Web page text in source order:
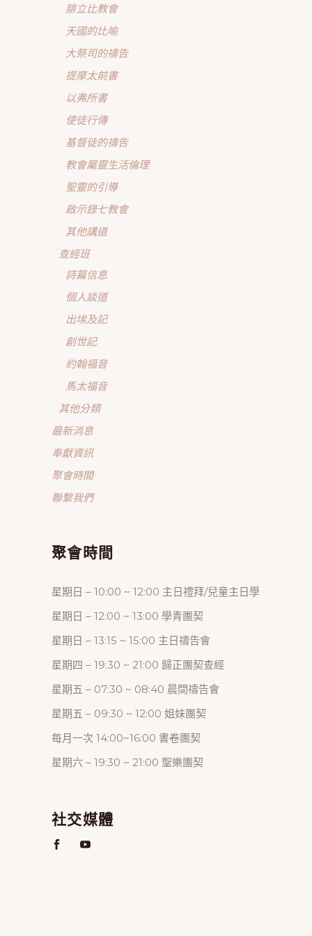
腓立比教會
天國的比喻
大祭司的禱告
提摩太前書
以弗所書
使徒行傳
基督徒的禱告
教會屬靈生活倫理
聖靈的引導
啟示錄七教會
其他講道
查經班
詩篇信息
個人談道
出埃及記
創世記
約翰福音
馬太福音
其他分類
最新消息
奉獻資訊
聚會時間
聯繫我們
聚會時間
星期日 – 10:00 ~ 12:00 主日禮拜/兒童主日學
星期日 – 12:00 ~ 13:00 學青團契
星期日 – 13:15 ~ 15:00 主日禱告會
星期四 – 19:30 ~ 21:00 歸正團契查經
星期五 – 07:30 ~ 08:40 晨間禱告會
星期五 – 09:30 ~ 12:00 姐妹團契
每月一次 14:00~16:00 書卷團契
星期六 – 19:30 ~ 21:00 聖樂團契
社交媒體